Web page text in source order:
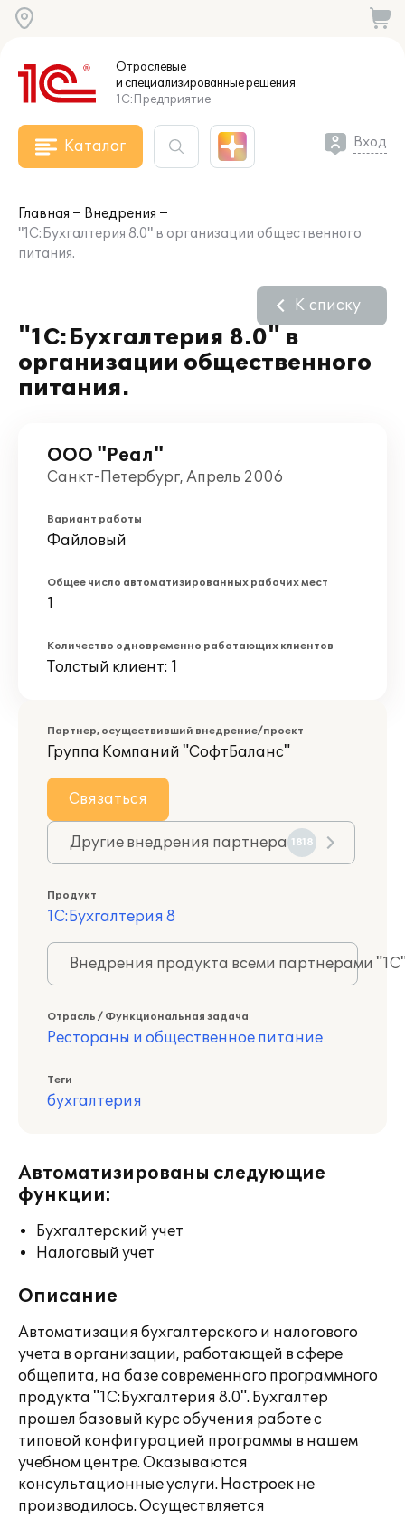
Отраслевые
и специализированныерешения
1С:Предприятие
Каталог Вход
Главная
Внедрения
"1С:Бухгалтерия 8.0" в организации общественного
питания.
"1С:Бухгалтерия 8.0" в
организации общественного
питания.
К списку
ООО "Реал"
Санкт-Петербург, Апрель 2006
Вариант работы
Файловый
Общее число автоматизированных рабочих мест
1
Количество одновременно работающих клиентов
Толстый клиент: 1
Партнер, осуществивший внедрение/проект
Группа Компаний "СофтБаланс"
Связаться
Другие внедрения партнера 1818
Продукт
1С:Бухгалтерия 8
Внедрения продукта всеми партнерами
Отрасль / Функциональная задача
Рестораны и общественное питание
Теги
бухгалтерия
Автоматизированы следующие
функции:
Бухгалтерский учет
Налоговый учет
Описание
Автоматизация бухгалтерского и налогового
учета в организации, работающей в сфере
общепита, на базе современного программного
продукта "1С:Бухгалтерия 8.0". Бухгалтер
прошел базовый курс обучения работе с
типовой конфигурацией программы в нашем
учебном центре. Оказываются
консультационные услуги. Настроек не
производилось. Осуществляется